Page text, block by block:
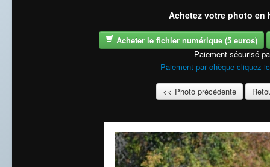
Achetez votre photo en
Acheter le fichier numérique (5 euros)
Paiement sécurisé
Paiement par chèque cliquez
<< Photo précédente